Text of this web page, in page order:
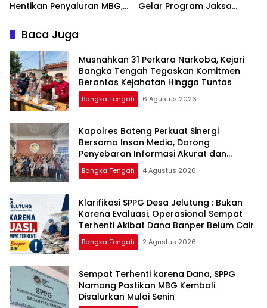
Hentikan Penyaluran MBG,
Gelar Program Jaksa
Baca Juga
Musnahkan 31 Perkara Narkoba, Kejari
Bangka Tengah Tegaskan Komitmen
Berantas Kejahatan Hingga Tuntas
Bangka Tengah 6 Agustus 2026
‎Kapolres Bateng Perkuat Sinergi
Bersama Insan Media, Dorong
Penyebaran Informasi Akurat dan
Layanan Polri 110
Bangka Tengah 4 Agustus 2026
‎Klarifikasi SPPG Desa Jelutung : Bukan
Karena Evaluasi, Operasional Sempat
Terhenti Akibat Dana Banper Belum Cair
Bangka Tengah 2 Agustus 2026
‎Sempat Terhenti karena Dana, SPPG
Namang Pastikan MBG Kembali
Disalurkan Mulai Senin